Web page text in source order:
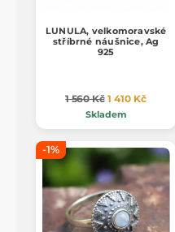
LUNULA, velkomoravské
stříbrné náušnice, Ag
925
1 560 Kč 1 410 Kč
Skladem
-1%